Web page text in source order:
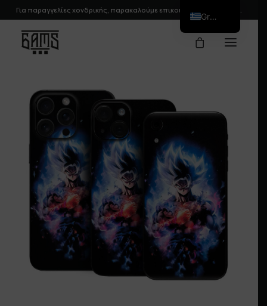
Για παραγγελίες χονδρικής, παρακαλούμε επικοινωνήστε μαζί μας.
Greek